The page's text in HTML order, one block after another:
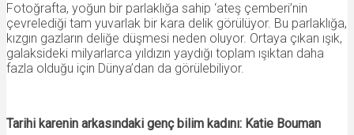
Fotoğrafta, yoğun bir parlaklığa sahip ‘ateş çemberi’nin
çevrelediği tam yuvarlak bir kara delik görülüyor. Bu parlaklığa,
kızgın gazların deliğe düşmesi neden oluyor. Ortaya çıkan ışık,
galaksideki milyarlarca yıldızın yaydığı toplam ışıktan daha
fazla olduğu için Dünya’dan da görülebiliyor.
Tarihi karenin arkasındaki genç bilim kadını: Katie Bouman